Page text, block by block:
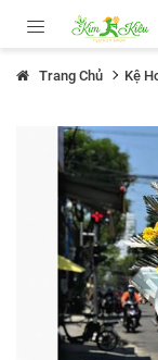
Trang Chủ Kệ